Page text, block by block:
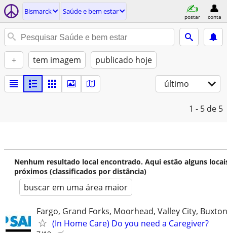
Bismarck Saúde e bem estar
postar conta
+ tem imagem publicado hoje
último
1 - 5 de 5
Nenhum resultado local encontrado. Aqui estão alguns
próximos (classificados por distância)
buscar em uma área maior
Fargo, Grand Forks, Moorhead, Valley City,
(In Home Care) Do you need a Caregiver?